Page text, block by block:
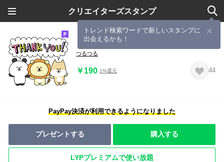
クリエイターズスタンプ
トレンド検索ワードで新しいスタンプに
出会えるかも！
まるまるテキトーあにまるちゃん♪①
つるつる
￥190 1%還元 44
PayPay決済が利用できるようになりました
プレゼントする 購入する
LYPプレミアムで使い放題